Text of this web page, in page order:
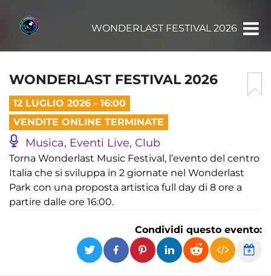
WONDERLAST FESTIVAL 2026
WONDERLAST FESTIVAL 2026
12 LUGLIO 2026 - 16:00
VENDITE ONLINE TERMINATE
Musica, Eventi Live, Club
Torna Wonderlast Music Festival, l’evento del centro
Italia che si sviluppa in 2 giornate nel Wonderlast
Park con una proposta artistica full day di 8 ore a
partire dalle ore 16:00.
Condividi questo evento: